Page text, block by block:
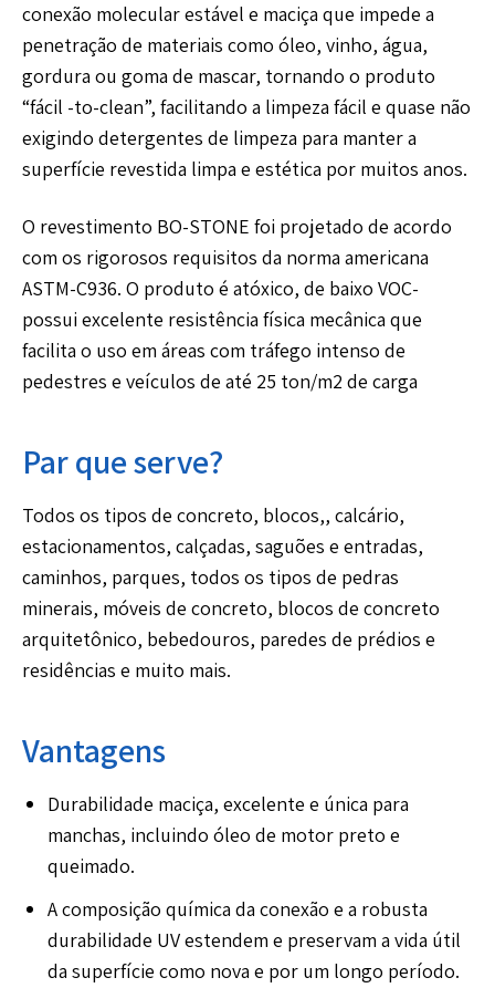
conexão molecular estável e maciça que impede a
penetração de materiais como óleo, vinho, água,
gordura ou goma de mascar, tornando o produto
“fácil -to-clean”, facilitando a limpeza fácil e quase não
exigindo detergentes de limpeza para manter a
superfície revestida limpa e estética por muitos anos.
O revestimento BO-STONE foi projetado de acordo
com os rigorosos requisitos da norma americana
ASTM-C936. O produto é atóxico, de baixo VOC-
possui excelente resistência física mecânica que
facilita o uso em áreas com tráfego intenso de
pedestres e veículos de até 25 ton/m2 de carga
Par que serve?
Todos os tipos de concreto, blocos,, calcário,
estacionamentos, calçadas, saguões e entradas,
caminhos, parques, todos os tipos de pedras
minerais, móveis de concreto, blocos de concreto
arquitetônico, bebedouros, paredes de prédios e
residências e muito mais.
Vantagens
Durabilidade maciça, excelente e única para
manchas, incluindo óleo de motor preto e
queimado.
A composição química da conexão e a robusta
durabilidade UV estendem e preservam a vida útil
da superfície como nova e por um longo período.